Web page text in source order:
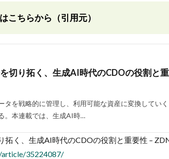
こちらから（引用元）
切り拓く、生成AI時代のCDOの役割と
タを戦略的に管理し、利用可能な資産に変換していく
。本連載では、生成AI時…
拓く、生成AI時代のCDOの役割と重要性 –
article/35224087/